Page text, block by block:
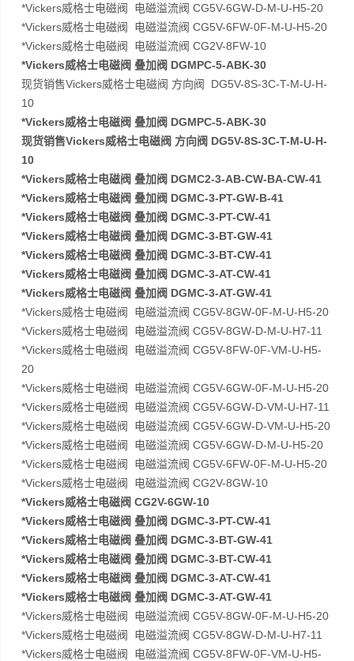
*Vickers威格士电磁阀 电磁溢流阀 CG5V-6GW-D-M-U-H5-20
*Vickers威格士电磁阀 电磁溢流阀 CG5V-6FW-0F-M-U-H5-20
*Vickers威格士电磁阀 电磁溢流阀 CG2V-8FW-10
*Vickers威格士电磁阀 叠加阀 DGMPC-5-ABK-30
现货销售Vickers威格士电磁阀 方向阀 DG5V-8S-3C-T-M-U-H-
10
*Vickers威格士电磁阀 叠加阀 DGMPC-5-ABK-30
现货销售Vickers威格士电磁阀 方向阀 DG5V-8S-3C-T-M-U-H-
10
*Vickers威格士电磁阀 叠加阀 DGMC2-3-AB-CW-BA-CW-41
*Vickers威格士电磁阀 叠加阀 DGMC-3-PT-GW-B-41
*Vickers威格士电磁阀 叠加阀 DGMC-3-PT-CW-41
*Vickers威格士电磁阀 叠加阀 DGMC-3-BT-GW-41
*Vickers威格士电磁阀 叠加阀 DGMC-3-BT-CW-41
*Vickers威格士电磁阀 叠加阀 DGMC-3-AT-CW-41
*Vickers威格士电磁阀 叠加阀 DGMC-3-AT-GW-41
*Vickers威格士电磁阀 电磁溢流阀 CG5V-8GW-0F-M-U-H5-20
*Vickers威格士电磁阀 电磁溢流阀 CG5V-8GW-D-M-U-H7-11
*Vickers威格士电磁阀 电磁溢流阀 CG5V-8FW-0F-VM-U-H5-
20
*Vickers威格士电磁阀 电磁溢流阀 CG5V-6GW-0F-M-U-H5-20
*Vickers威格士电磁阀 电磁溢流阀 CG5V-6GW-D-VM-U-H7-11
*Vickers威格士电磁阀 电磁溢流阀 CG5V-6GW-D-VM-U-H5-20
*Vickers威格士电磁阀 电磁溢流阀 CG5V-6GW-D-M-U-H5-20
*Vickers威格士电磁阀 电磁溢流阀 CG5V-6FW-0F-M-U-H5-20
*Vickers威格士电磁阀 电磁溢流阀 CG2V-8GW-10
*Vickers威格士电磁阀 CG2V-6GW-10
*Vickers威格士电磁阀 叠加阀 DGMC-3-PT-CW-41
*Vickers威格士电磁阀 叠加阀 DGMC-3-BT-GW-41
*Vickers威格士电磁阀 叠加阀 DGMC-3-BT-CW-41
*Vickers威格士电磁阀 叠加阀 DGMC-3-AT-CW-41
*Vickers威格士电磁阀 叠加阀 DGMC-3-AT-GW-41
*Vickers威格士电磁阀 电磁溢流阀 CG5V-8GW-0F-M-U-H5-20
*Vickers威格士电磁阀 电磁溢流阀 CG5V-8GW-D-M-U-H7-11
*Vickers威格士电磁阀 电磁溢流阀 CG5V-8FW-0F-VM-U-H5-